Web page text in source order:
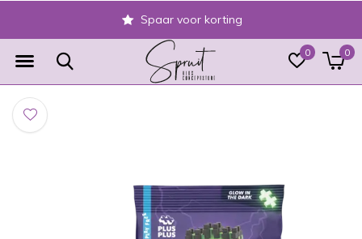
0 0
Spaar voor korting